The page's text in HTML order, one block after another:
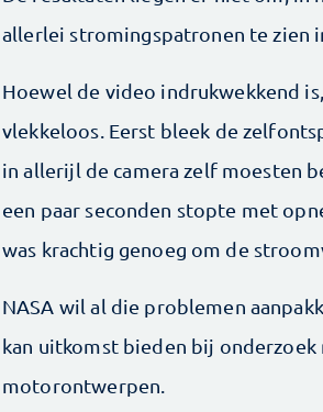
allerlei stromingspatronen te zien
Hoewel de video indrukwekkend
vlekkeloos. Eerst bleek de
in allerijl de camera zelf moesten
een paar seconden stopte met
was krachtig genoeg om de
NASA wil al die problemen
kan uitkomst bieden bij
motorontwerpen.